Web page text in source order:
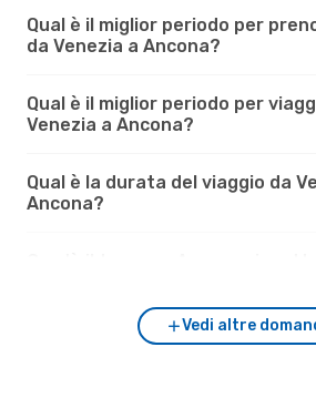
Qual è il miglior periodo per
da Venezia a Ancona?
Qual è il miglior periodo per
Venezia a Ancona?
Qual è la durata del viaggio da
Ancona?
Vedi altre